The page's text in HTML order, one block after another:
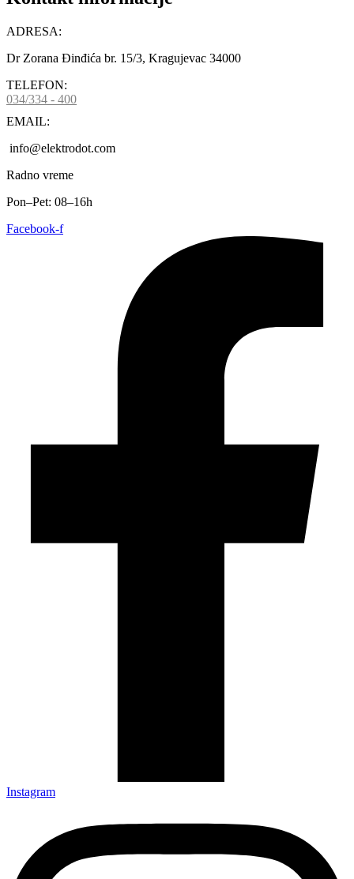
ADRESA:
Dr Zorana Đinđića br. 15/3, Kragujevac 34000
TELEFON:
034/334 - 400
EMAIL:
info@elektrodot.com
Radno vreme
Pon–Pet: 08–16h
Facebook-f
Instagram